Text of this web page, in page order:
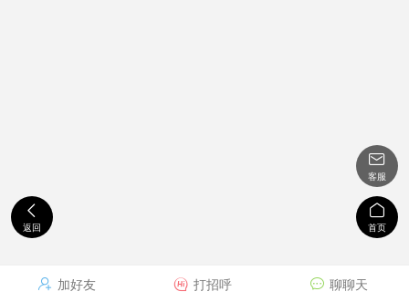
 加好友  打招呼  聊聊天

返回

客服

首页